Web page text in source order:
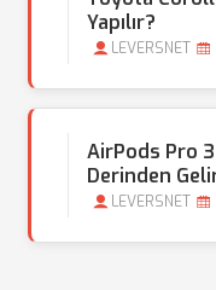
Yapılır?
LEVERSNET
AirPods Pro
Derinden
LEVERSNET